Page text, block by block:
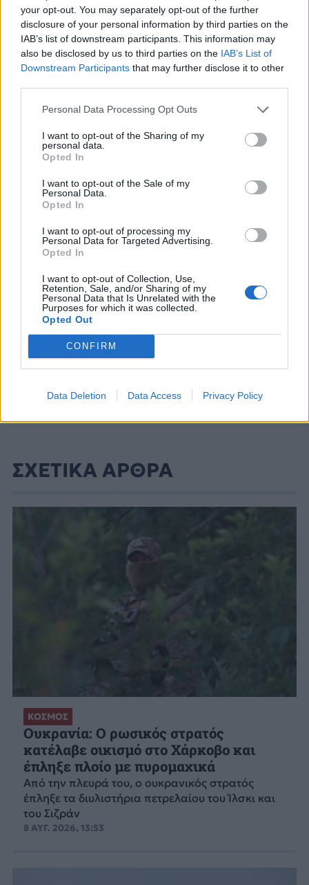
your opt-out. You may separately opt-out of the further
disclosure of your personal information by third parties on the
IAB’s list of downstream participants. This information may
also be disclosed by us to third parties on the IAB’s List of
Downstream Participants that may further disclose it to other
Personal Data Processing Opt Outs
I want to opt-out of the Sharing of my
personal data.
Opted In
I want to opt-out of the Sale of my
Personal Data.
Opted In
I want to opt-out of processing my
Personal Data for Targeted Advertising.
Opted In
I want to opt-out of Collection, Use,
Retention, Sale, and/or Sharing of my
Personal Data that Is Unrelated with the
Purposes for which it was collected.
Opted Out
CONFIRM
Data Deletion Data Access Privacy Policy
Αραβία: Κάθε μήνα
επαναξιολογείται η
ελληνική παρουσία –
Μήνυμα της Αθήνας στο
Ριάντ
μέσων της
δυστύχημα
μοντέλο
ΔΙΑΦΗΜΙΣΗ
ΣΧΕΤΙΚΑ ΑΡΘΡΑ
ΚΟΣΜΟΣ
Ουκρανία: Ο ρωσικός στρατός
κατέλαβε οικισμό στο Χάρκοβο και
έπληξε πλοίο με πυρομαχικά
Από την πλευρά του, ο ουκρανικός στρατός
έπληξε τα διυλιστήρια πετρελαίου του Ίλσκι και
του Σιζράν
8 ΑΥΓ. 2026, 13:53